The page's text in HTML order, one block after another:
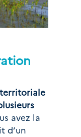
avez la
d’un